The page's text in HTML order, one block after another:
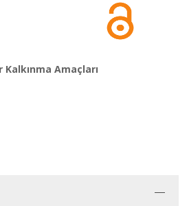
Amaçları